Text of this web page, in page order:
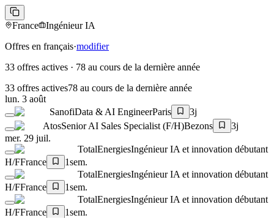
France
Ingénieur IA
Offres en français·modifier
33 offres actives · 78 au cours de la dernière année
33 offres actives78 au cours de la dernière année
lun. 3 août
SanofiData & AI EngineerParis
3j
AtosSenior AI Sales Specialist (F/H)Bezons
3j
mer. 29 juil.
TotalEnergiesIngénieur IA et innovation débutant
H/FFrance
1sem.
TotalEnergiesIngénieur IA et innovation débutant
H/FFrance
1sem.
TotalEnergiesIngénieur IA et innovation débutant
H/FFrance
1sem.